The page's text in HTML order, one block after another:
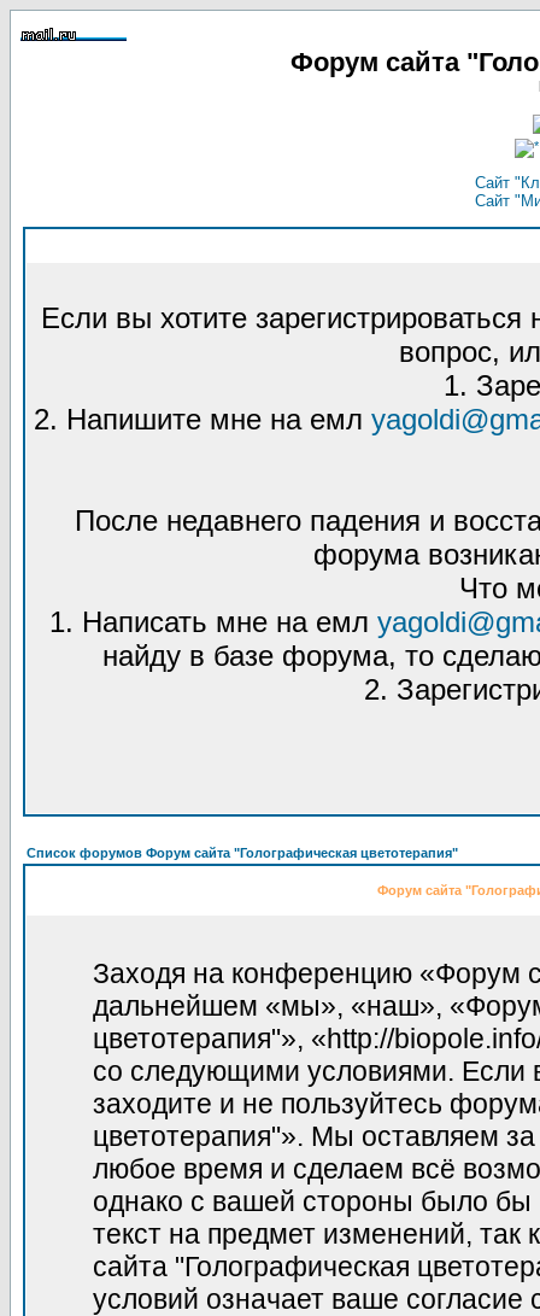
Форум сайта
Сайт
Сайт
Если вы хотите
вопрос,
1.
2. Напишите мне на емл
После недавнего падения и
форума
Что
1. Написать мне на емл
найду в базе форума, то
2.
Список форумов Форум сайта "Голографическая цветотерапия"
Форум сайта
Заходя на конференцию «Форум
дальнейшем «мы», «наш»,
цветотерапия"», «http://
со следующими условиями. Если
заходите и не пользуйтесь
цветотерапия"». Мы оставляем
любое время и сделаем всё
однако с вашей стороны было бы
текст на предмет изменений,
сайта "Голографическая
условий означает ваше согласие